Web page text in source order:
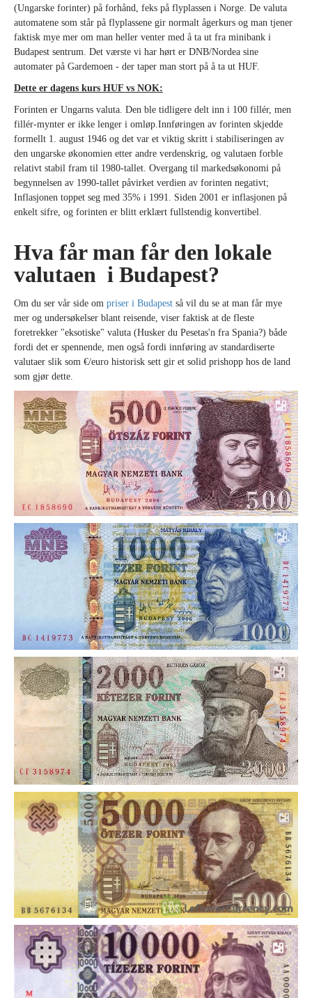
(Ungarske forinter) på forhånd, feks på flyplassen i Norge. De valuta
automatene som står på flyplassene gir normalt ågerkurs og man tjener
faktisk mye mer om man heller venter med å ta ut fra minibank i
Budapest sentrum. Det værste vi har hørt er DNB/Nordea sine
automater på Gardemoen - der taper man stort på å ta ut HUF.
Dette er dagens kurs HUF vs NOK:
Forinten er Ungarns valuta. Den ble tidligere delt inn i 100 fillér, men
fillér-mynter er ikke lenger i omløp.Innføringen av forinten skjedde
formellt 1. august 1946 og det var et viktig skritt i stabiliseringen av
den ungarske økonomien etter andre verdenskrig, og valutaen forble
relativt stabil fram til 1980-tallet. Overgang til markedsøkonomi på
begynnelsen av 1990-tallet påvirket verdien av forinten negativt;
Inflasjonen toppet seg med 35% i 1991. Siden 2001 er inflasjonen på
enkelt sifre, og forinten er blitt erklært fullstendig konvertibel.
Hva får man får den lokale
valutaen i Budapest?
Om du ser vår side om priser i Budapest så vil du se at man får mye
mer og undersøkelser blant reisende, viser faktisk at de fleste
foretrekker "eksotiske" valuta (Husker du Pesetas'n fra Spania?) både
fordi det er spennende, men også fordi innføring av standardiserte
valutaer slik som €/euro historisk sett gir et solid prishopp hos de land
som gjør dette.